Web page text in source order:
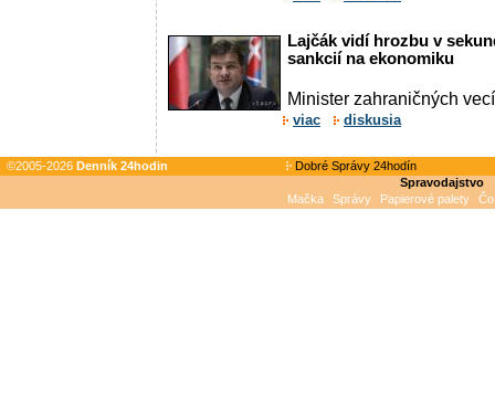
Lajčák vidí hrozbu v
sankcií na ekonomiku
Minister zahraničných
viac diskusia
©2005-2026 Denník 24hodin
Dobré Správy 24hodín
Spravodajstvo
Mačka
Správy Papierové palety